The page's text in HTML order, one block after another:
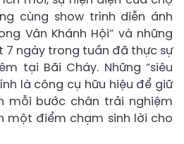
cùng show trình diễn ánh
Vân Khánh Hội” và những
7 ngày trong tuần đã thực sự
tại Bãi Cháy. Những “siêu
là công cụ hữu hiệu để giữ
mỗi bước chân trải nghiệm
một điểm chạm sinh lời cho